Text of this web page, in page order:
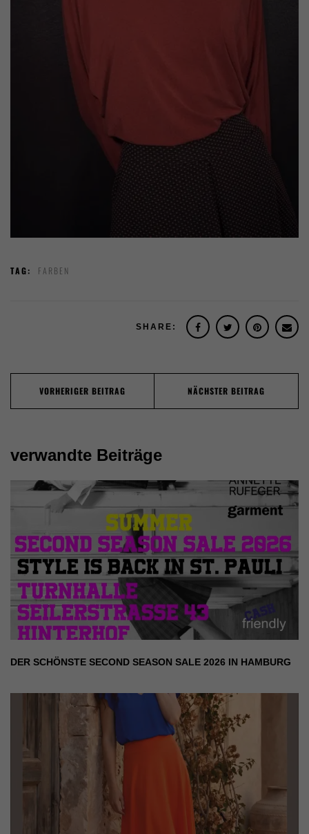
TAG: FARBEN
SHARE:
navigationVORHERIGER BEITRAG NÄCHSTER BEITRAG
verwandte Beiträge
DER SCHÖNSTE SECOND SEASON SALE 2026 IN HAMBURG